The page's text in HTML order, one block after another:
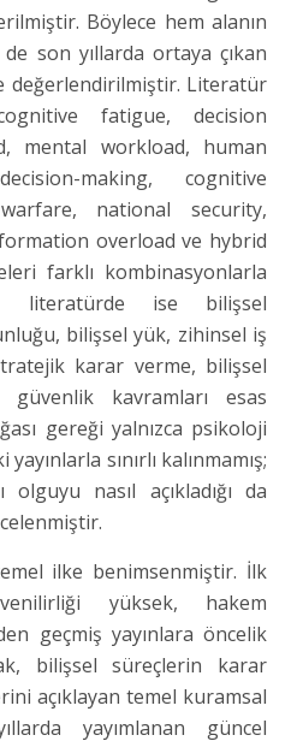
Böylece hem alanın
son yıllarda ortaya çıkan
değerlendirilmiştir. Literatür
fatigue, decision
mental workload, human
making, cognitive
national security,
overload ve hybrid
farklı kombinasyonlarla
literatürde ise bilişsel
bilişsel yük, zihinsel iş
karar verme, bilişsel
güvenlik kavramları esas
gereği yalnızca psikoloji
sınırlı kalınmamış;
nasıl açıkladığı da
ilke benimsenmiştir. İlk
yüksek, hakem
geçmiş yayınlara öncelik
bilişsel süreçlerin karar
açıklayan temel kuramsal
yayımlanan güncel